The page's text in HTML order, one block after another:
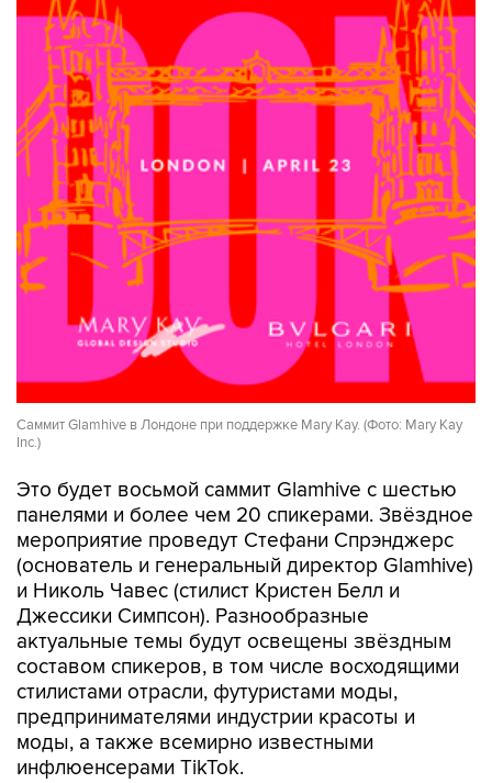
Саммит Glamhive в Лондоне при поддержке Mary Kay. (Фото: Mary Kay
Inc.)
Это будет восьмой саммит Glamhive с шестью
панелями и более чем 20 спикерами. Звёздное
мероприятие проведут Стефани Спрэнджерс
(основатель и генеральный директор Glamhive)
и Николь Чавес (стилист Кристен Белл и
Джессики Симпсон). Разнообразные
актуальные темы будут освещены звёздным
составом спикеров, в том числе восходящими
стилистами отрасли, футуристами моды,
предпринимателями индустрии красоты и
моды, а также всемирно известными
инфлюенсерами TikTok.